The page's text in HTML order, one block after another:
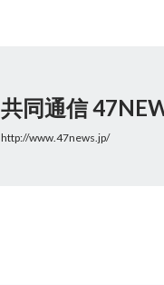
共同通信
http://www.47news.jp/